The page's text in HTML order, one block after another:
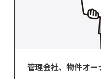
管理会社、物件オー